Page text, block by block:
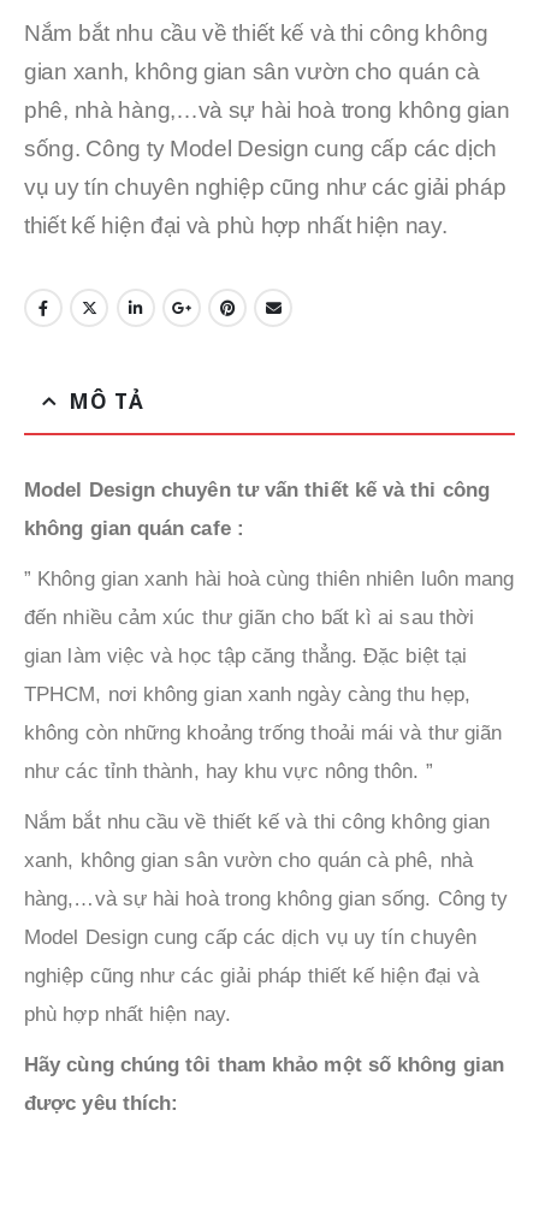
Nắm bắt nhu cầu về thiết kế và thi công không
gian xanh, không gian sân vườn cho quán cà
phê, nhà hàng,…và sự hài hoà trong không gian
sống. Công ty Model Design cung cấp các dịch
vụ uy tín chuyên nghiệp cũng như các giải pháp
thiết kế hiện đại và phù hợp nhất hiện nay.
MÔ TẢ
Model Design chuyên tư vấn thiết kế và thi công
không gian quán cafe :
” Không gian xanh hài hoà cùng thiên nhiên luôn mang
đến nhiều cảm xúc thư giãn cho bất kì ai sau thời
gian làm việc và học tập căng thẳng. Đặc biệt tại
TPHCM, nơi không gian xanh ngày càng thu hẹp,
không còn những khoảng trống thoải mái và thư giãn
như các tỉnh thành, hay khu vực nông thôn. ”
Nắm bắt nhu cầu về thiết kế và thi công không gian
xanh, không gian sân vườn cho quán cà phê, nhà
hàng,…và sự hài hoà trong không gian sống. Công ty
Model Design cung cấp các dịch vụ uy tín chuyên
nghiệp cũng như các giải pháp thiết kế hiện đại và
phù hợp nhất hiện nay.
Hãy cùng chúng tôi tham khảo một số không gian
được yêu thích: